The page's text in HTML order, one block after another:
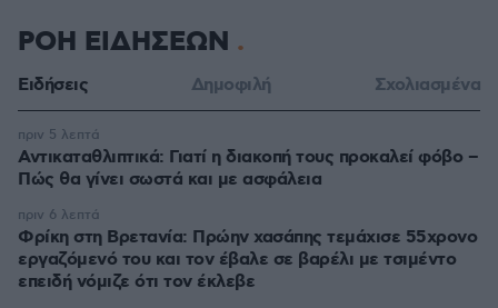
ΡΟΗ ΕΙΔΗΣΕΩΝ
Ειδήσεις Δημοφιλή Σχολιασμένα
Αντικαταθλιπτικά: Γιατί η διακοπή τους προκαλεί φόβο –
Πώς θα γίνει σωστά και με ασφάλεια
πριν 5 λεπτά
Φρίκη στη Βρετανία: Πρώην χασάπης τεμάχισε 55χρονο
εργαζόμενό του και τον έβαλε σε βαρέλι με τσιμέντο
επειδή νόμιζε ότι τον έκλεβε
πριν 6 λεπτά